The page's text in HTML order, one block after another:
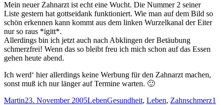
Mein neuer Zahnarzt ist echt eine Wucht. Die Nummer 2 seiner
Liste gestern hat gottseidank funktioniert. Wie man auf dem Bild so
schön erkennen kann kommt aus dem linken Wurzelkanal der Eiter
nur so raus *igitt*.
Allerdings bin ich jetzt auch nach Abklingen der Betäubung
schmerzfrei! Wenn das so bleibt freu ich mich schon auf das Essen
gehen heute abend.
Ich werd‘ hier allerdings keine Werbung für den Zahnarzt machen,
sonst muß ich nur länger auf Termine warten. 🙂
Autor
MartinVeröffentlicht
23. November 2005Kategorien
LebenSchlagwörter
Gesundheit, Leben, Zahnschmerz1